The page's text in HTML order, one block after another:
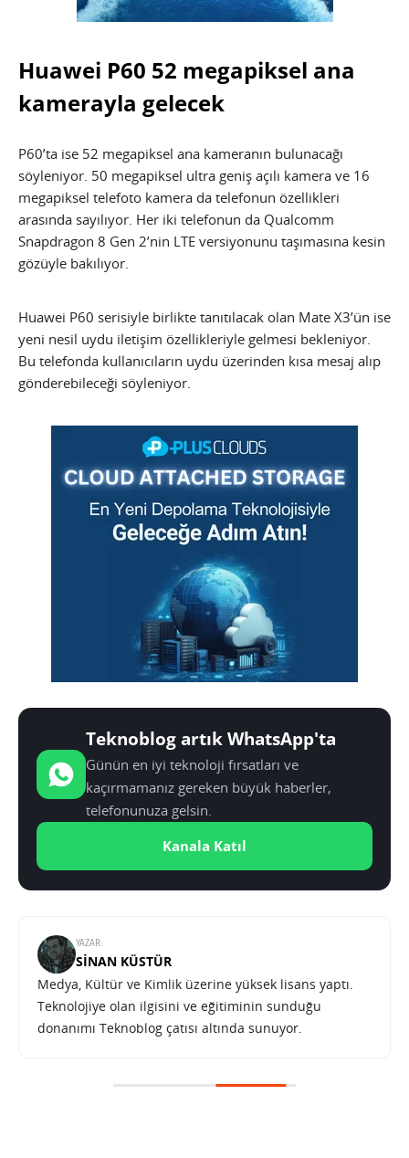
Huawei P60 52 megapiksel ana
kamerayla gelecek
P60’ta ise 52 megapiksel ana kameranın bulunacağı
söyleniyor. 50 megapiksel ultra geniş açılı kamera ve 16
megapiksel telefoto kamera da telefonun özellikleri
arasında sayılıyor. Her iki telefonun da Qualcomm
Snapdragon 8 Gen 2’nin LTE versiyonunu taşımasına kesin
gözüyle bakılıyor.
Huawei P60 serisiyle birlikte tanıtılacak olan Mate X3’ün ise
yeni nesil uydu iletişim özellikleriyle gelmesi bekleniyor.
Bu telefonda kullanıcıların uydu üzerinden kısa mesaj alıp
gönderebileceği söyleniyor.
Teknoblog artık WhatsApp'ta
Günün en iyi teknoloji fırsatları ve
kaçırmamanız gereken büyük haberler,
telefonunuza gelsin.
Kanala Katıl
YAZAR:
SINAN KÜSTÜR
Medya, Kültür ve Kimlik üzerine yüksek lisans yaptı.
Teknolojiye olan ilgisini ve eğitiminin sunduğu
donanımı Teknoblog çatısı altında sunuyor.